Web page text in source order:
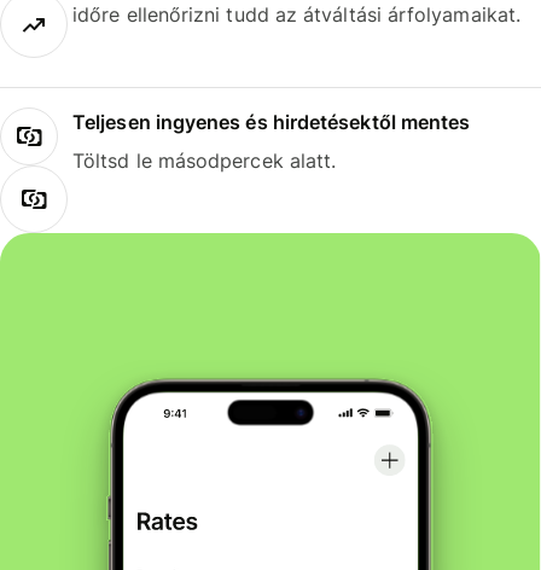
időre ellenőrizni tudd az átváltási árfolyamaikat.
Teljesen ingyenes és hirdetésektől mentes
Töltsd le másodpercek alatt.